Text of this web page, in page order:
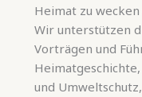
Heimat zu
Wir unterstützen
Vorträgen und
und